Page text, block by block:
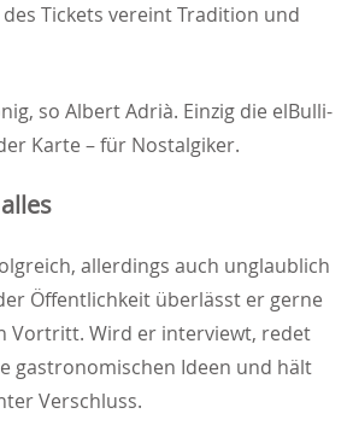
Tickets vereint Tradition und
so Albert Adrià. Einzig die elBulli-
Karte – für Nostalgiker.
allerdings auch unglaublich
Öffentlichkeit überlässt er gerne
Vortritt. Wird er interviewt, redet
gastronomischen Ideen und hält
Verschluss.